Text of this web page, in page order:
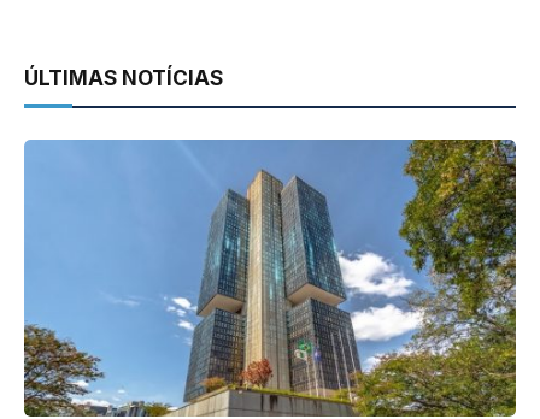
ÚLTIMAS NOTÍCIAS